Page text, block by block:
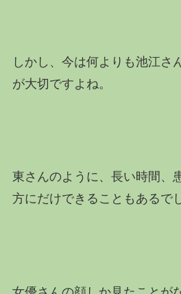
しかし、今は何よりも池江さ
が大切ですよね。
東さんのように、長い時間、
方にだけできることもあるで